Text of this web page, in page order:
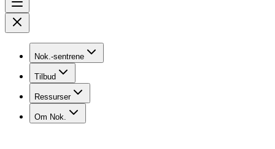
Nok.-sentrene
Tilbud
Ressurser
Om Nok.